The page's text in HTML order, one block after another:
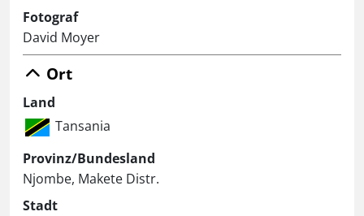
Fotograf
David Moyer
Ort
Land
Tansania
Provinz/Bundesland
Njombe, Makete Distr.
Stadt